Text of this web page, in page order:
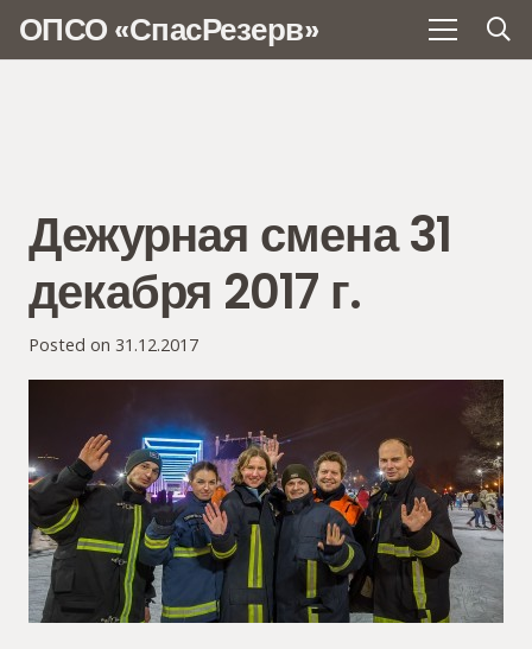
ОПСО «СпасРезерв»
Дежурная смена 31
декабря 2017 г.
Posted on 31.12.2017